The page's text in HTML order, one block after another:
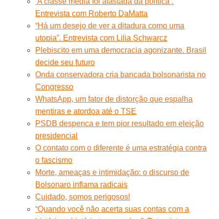
Entrevista com Roberto DaMatta
“Há um desejo de ver a ditadura como uma
utopia”. Entrevista com Lilia Schwarcz
Plebiscito em uma democracia agonizante. Brasil
decide seu futuro
Onda conservadora cria bancada bolsonarista no
Congresso
WhatsApp, um fator de distorção que espalha
mentiras e atordoa até o TSE
PSDB despenca e tem pior resultado em eleição
presidencial
O contato com o diferente é uma estratégia contra
o fascismo
Morte, ameaças e intimidação: o discurso de
Bolsonaro inflama radicais
Cuidado, somos perigosos!
“Quando você não acerta suas contas com a